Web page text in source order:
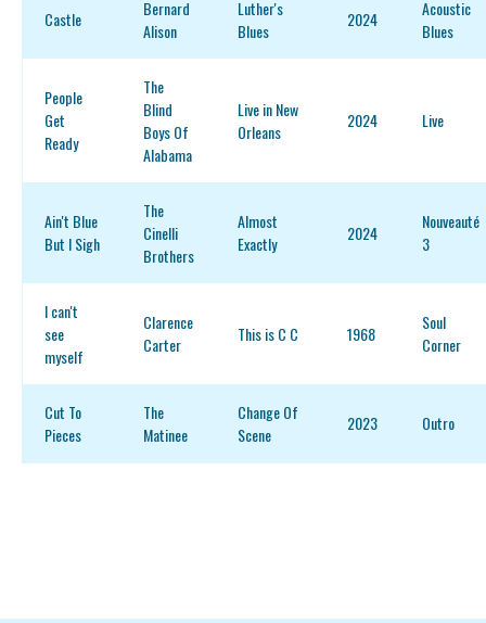
Castle
Bernard
Alison
Luther's
Blues
2024
Acoustic
Blues
People
Get
Ready
The
Blind
Boys Of
Alabama
Live in New
Orleans
2024 Live
Ain't Blue
But I Sigh
The
Cinelli
Brothers
Almost
Exactly
2024
Nouveauté
3
I can't
see
myself
Clarence
Carter
This is C C 1968
Soul
Corner
Cut To
Pieces
The
Matinee
Change Of
Scene
2023 Outro